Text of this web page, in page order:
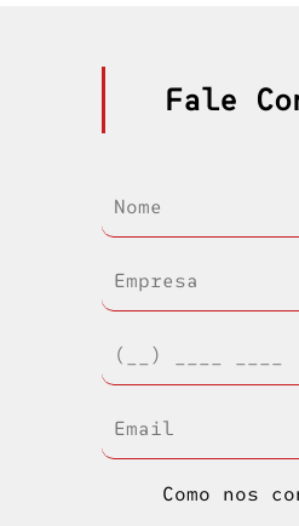
Fale
Como nos